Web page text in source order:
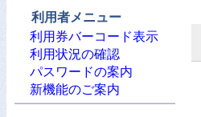
利用者メニュー
利用券バーコード表示
利用状況の確認
パスワードの案内
新機能のご案内